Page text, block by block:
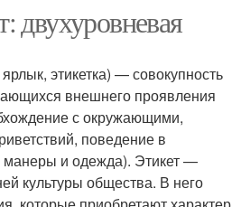
двухуровневая
этикетка) — совокупность
внешнего проявления
с окружающими,
поведение в
и одежда). Этикет —
культуры общества. В него